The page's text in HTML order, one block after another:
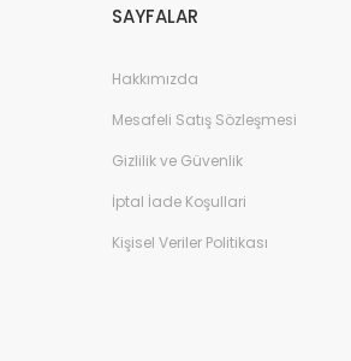
SAYFALAR
Hakkımızda
Mesafeli Satış Sözleşmesi
Gizlilik ve Güvenlik
İptal İade Koşullari
Kişisel Veriler Politikası